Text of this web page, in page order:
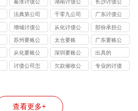
秦淮讨债公
司
湖南讨债公
司
长沙讨债公
司
法典第公司 千零九公司
广东讨债公
司
增城讨债公
司
从化讨债公
司
部份承担公
司
苏州要账公
司
太仓要账
广东要账公
司
从化要账公
司
深圳要账公
司
出具的
讨债公司怎
欠款催收公
专业的讨债
查看更多+